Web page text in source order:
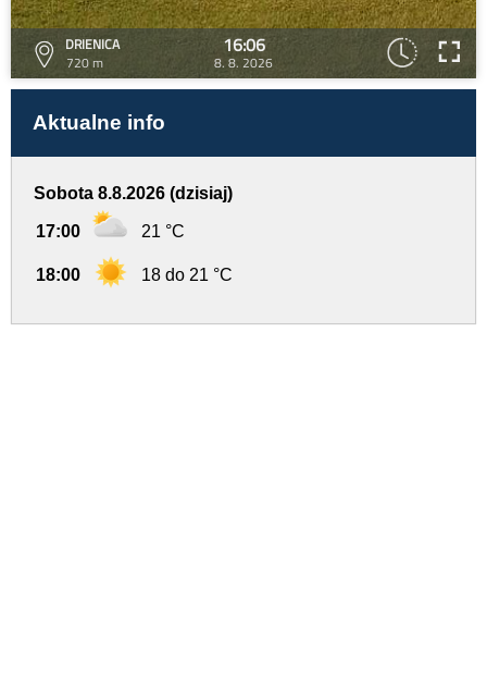
DRIENICA
720 m
16:06
8. 8. 2026
Aktualne info
Sobota 8.8.2026 (dzisiaj)
17:00 21 °C
18:00 18 do 21 °C